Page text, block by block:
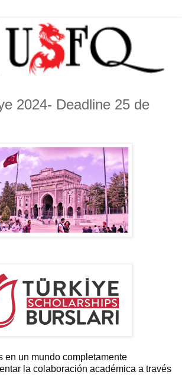
2024- Deadline 25 de
en un mundo completamente
la colaboración académica a través